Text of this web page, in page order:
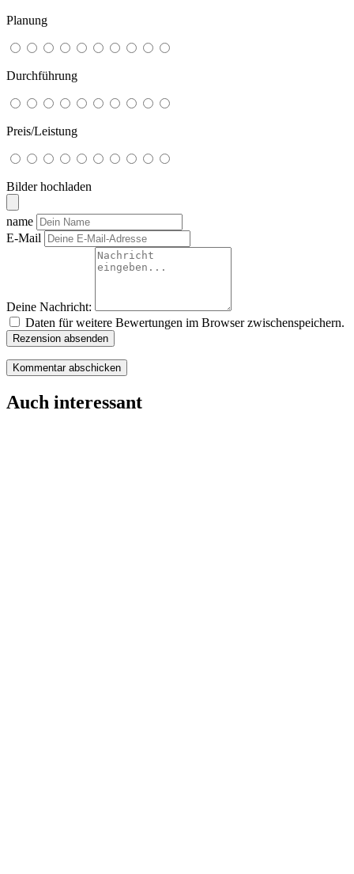
Planung
Durchführung
Preis/Leistung
Bilder hochladen
name
E-Mail
Deine Nachricht:
Daten für weitere Bewertungen im Browser zwischenspeichern.
Rezension absenden
Auch interessant